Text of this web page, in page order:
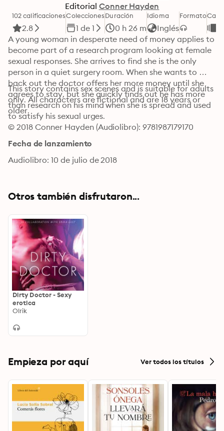
Editorial Conner Hayden
102 calificaciones
2.8
Colecciones
1 de 1
Duración
0 h 26 m
Idioma
Inglés
Formato
A young woman in desperate need of money applies to
become part of a research program looking at female
sexual responses. She arrives to find she is the only
person in a quiet surgery room. When she wants to
back out the doctor offers her more money until she
agrees to stay, but she quickly finds out he has more
than research on his mind when she is spread and used
This story contains sex scenes and is suitable for adults
only. All characters are fictional and are 18 years or
older.
© 2018 Conner Hayden (Audiolibro): 9781987179170
Fecha de lanzamiento
Audiolibro: 10 de julio de 2018
Otros también disfrutaron...
Dirty Doctor - Sexy
erotica
Olrik
Empieza por aquí Ver todos los títulos